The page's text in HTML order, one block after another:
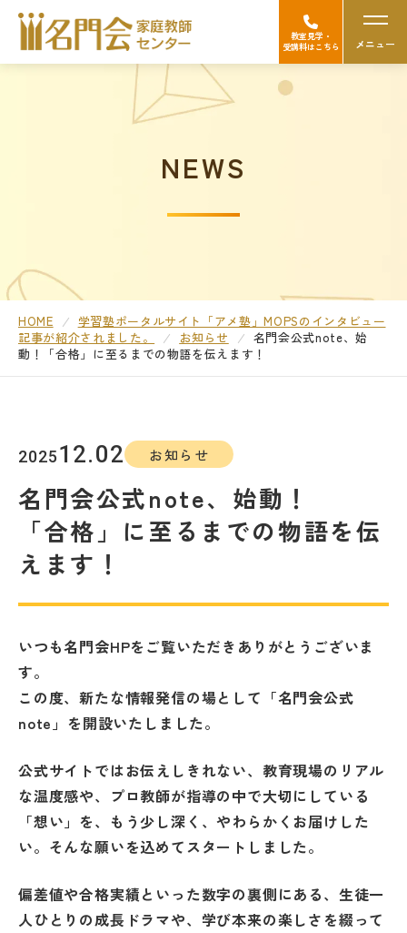
教室見学・
受講料はこちら メニュー
名門会の強み（選ばれる理由）
Googleの口コミを見る
高校受験/中高一貫対策
大学受験
医学部受験
対策講座・特別コース
受講までの流れ 教室を探す
無料受験セミナ
会社概要 プライバシーポリシー
カスタマーハラスメントに対する基本方針
名門会 公式SNS
名門会note「プロが明かす合格のヒン
ト」
NEWS
HOME
学習塾ポータルサイト「アメ塾」MOPSのインタビュー
記事が紹介されました。
お知らせ
名門会公式note、始
動！
「合格」に至るまでの物語を伝えます！
202512.02 お知らせ
名門会公式note、始動！
「合格」に至るまでの物語を伝
えます！
いつも名門会HPをご覧いただきありがとうございま
す。
この度、新たな情報発信の場として「名門会公式
note」を開設いたしました。
公式サイトではお伝えしきれない、教育現場のリアル
な温度感や、プロ教師が指導の中で大切にしている
「想い」を、もう少し深く、やわらかくお届けした
い。そんな願いを込めてスタートしました。
偏差値や合格実績といった数字の裏側にある、生徒一
人ひとりの成長ドラマや、学び本来の楽しさを綴って